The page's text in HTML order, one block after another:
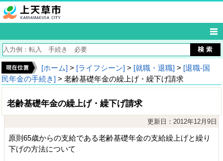
[ホーム] > [ライフシーン] > [就職・退職] > [退職‐国
民年金の手続き] > 老齢基礎年金の繰上げ・繰下げ請求
老齢基礎年金の繰上げ・繰下げ請求
更新日：2012年12月9日
原則65歳からの支給である老齢基礎年金の支給繰上げと繰り
下げの方法について